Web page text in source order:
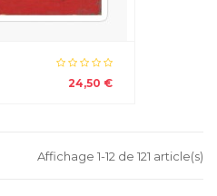
24,50 €
Affichage 1-12 de 121 article(s)